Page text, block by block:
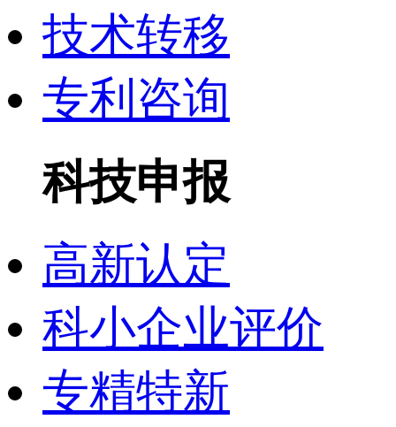
技术转移
专利咨询
科技申报
高新认定
科小企业评价
专精特新